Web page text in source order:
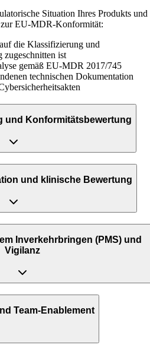
Situation Ihres Produkts und
EU-MDR-Konformität:
die Klassifizierung und
zugeschnitten ist
gemäß EU-MDR 2017/745
technischen Dokumentation
und Konformitätsbewertung
und klinische Bewertung
Inverkehrbringen (PMS) und
Vigilanz
Team-Enablement